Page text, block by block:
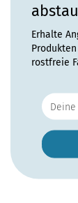
Erhalte
rostfreie